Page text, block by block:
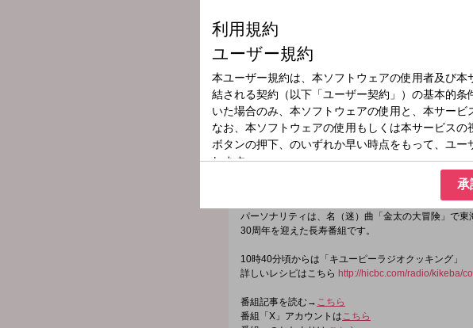
放送時間
2026年3月10日（火）09:00～11:55
番組名
つボイノリオの聞けば聞くほど
世間の出来事、つボイノリオ自身の体験や、個々人
一緒に聞き、一緒に番組を創っていく。送られてく
コメントに関する即座のリアクションによって、番
パーソナリティは、名（迷）曲「金太の大冒険」で
30周年を迎えた長寿番組です。
10時40分頃からは「キユーピーラジオクッキング」
詳しいレシピはこちら http://hicbc.com/radio/kikeba/
番組記事を読む→ こちら
番組「X」アカウントはこちら
承